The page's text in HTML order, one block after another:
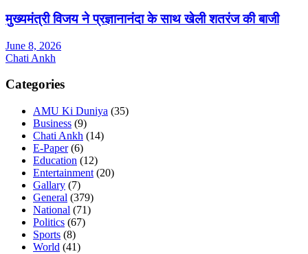
मुख्यमंत्री विजय ने प्रज्ञानानंदा के साथ खेली शतरंज की बाजी
June 8, 2026
Chati Ankh
Categories
AMU Ki Duniya (35)
Business (9)
Chati Ankh (14)
E-Paper(6)
Education (12)
Entertainment (20)
Gallary (7)
General (379)
National (71)
Politics (67)
Sports (8)
World (41)